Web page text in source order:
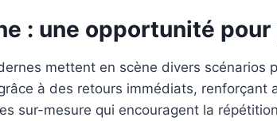
: une opportunité
mettent en scène divers scénarios
à des retours immédiats, renforçant
sur-mesure qui encouragent la